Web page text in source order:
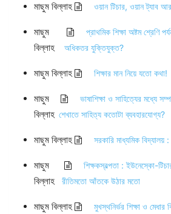
মাছুম বিল্লাহ ওয়ান টিচার, ওয়ান ট্যাব
মাছুম
বিল্লাহ
প্রাথমিক শিক্ষা অষ্টম শ্রেণি
অধিকতর যুক্তিযুক্ত?
মাছুম বিল্লাহ শিক্ষার মান নিয়ে যতো কথা!
মাছুম
বিল্লাহ
ভাষাশিক্ষা ও সাহিত্যের মধ্যে
শেখাতে সাহিত্য কতোটা ব্যবহারযোগ্য?
মাছুম বিল্লাহ সরকারি মাধ্যমিক বিদ্যালয়
মাছুম
বিল্লাহ
শিক্ষকস্বল্পতা : ইউনেস্কো-
রীতিমতো আঁতকে উঠার মতো
মাছুম বিল্লাহ মুখস্থনির্ভর শিক্ষা ও মেধার